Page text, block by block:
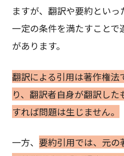
ますが、翻訳や要約といっ
一定の条件を満たすこと
があります。
翻訳による引用は著作権法
り、翻訳者自身が翻訳し
すれば問題は生じません。
一方、 要約引用では、元の